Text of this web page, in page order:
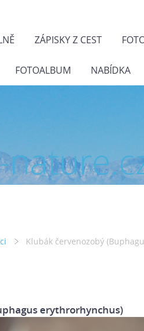
ZÁPISKY Z CEST
FOTOALBUM NABÍDKA
Klubák červenozobý
erythrorhynchus)